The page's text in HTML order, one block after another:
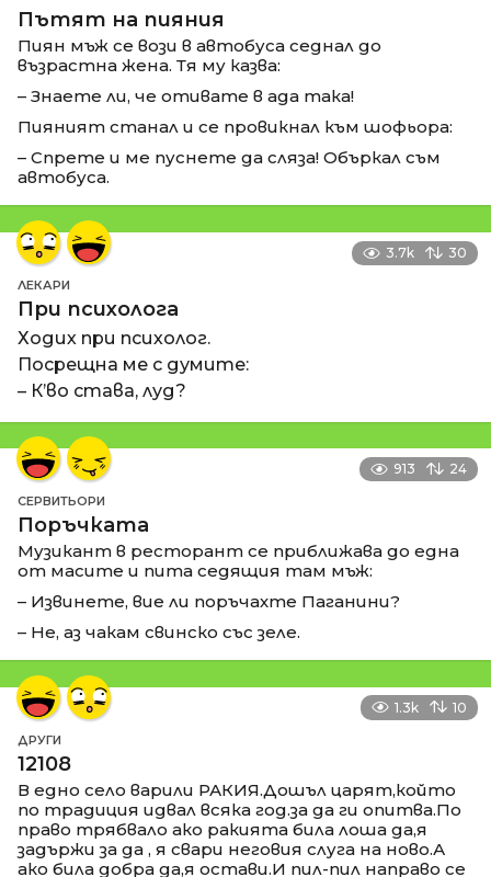
Пътят на пияния
Пиян мъж се вози в автобуса седнал до
възрастна жена. Тя му казва:
– Знаете ли, че отивате в ада така!
Пияният станал и се провикнал към шофьора:
– Спрете и ме пуснете да сляза! Объркал съм
автобуса.
3.7k 30
ЛЕКАРИ
При психолога
Ходих при психолог.
Посрещна ме с думите:
– К’во става, луд?
913 24
СЕРВИТЬОРИ
Поръчката
Музикант в ресторант се приближава до една
от масите и пита седящия там мъж:
– Извинете, вие ли поръчахте Паганини?
– Не, аз чакам свинско със зеле.
1.3k 10
ДРУГИ
12108
В едно село варили РАКИЯ.Дошъл царят,който
по традиция идвал всяка год.за да ги опитва.По
право трябвало ако ракията била лоша да,я
задържи за да , я свари неговия слуга на ново.А
ако била добра да,я остави.И пил-пил направо се